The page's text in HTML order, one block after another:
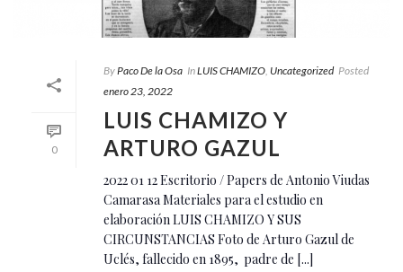
0
ByPaco De la Osa InLUIS CHAMIZO Uncategorized Posted
enero 23, 2022
LUIS CHAMIZO Y
ARTURO GAZUL
2022 01 12 Escritorio / Papers de Antonio Viudas
Camarasa Materiales para el estudio en
elaboración LUIS CHAMIZO Y SUS
CIRCUNSTANCIAS Foto de Arturo Gazul de
Uclés, fallecido en 1895, padre de [...]